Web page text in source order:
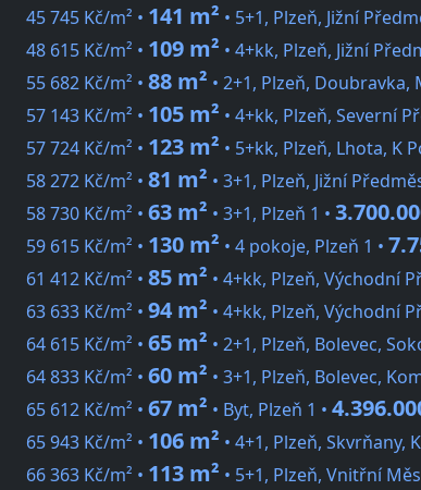
45 745 Kč/m² • 141 m² • 5+1, Plzeň, Jižní
48 615 Kč/m² • 109 m² • 4+kk, Plzeň, Jižní
55 682 Kč/m² • 88 m² • 2+1, Plzeň, Doubravka,
57 143 Kč/m² • 105 m² • 4+kk, Plzeň, Severní
57 724 Kč/m² • 123 m² • 5+kk, Plzeň, Lhota, K
58 272 Kč/m² • 81 m² • 3+1, Plzeň, Jižní
58 730 Kč/m² • 63 m² • 3+1, Plzeň 1 •
59 615 Kč/m² • 130 m² • 4 pokoje, Plzeň 1 •
61 412 Kč/m² • 85 m² • 4+kk, Plzeň, Východní
63 633 Kč/m² • 94 m² • 4+kk, Plzeň, Východní
64 615 Kč/m² • 65 m² • 2+1, Plzeň, Bolevec,
64 833 Kč/m² • 60 m² • 3+1, Plzeň, Bolevec,
65 612 Kč/m² • 67 m² • Byt, Plzeň 1 •
65 943 Kč/m² • 106 m² • 4+1, Plzeň, Skvrňany,
66 363 Kč/m² • 113 m² • 5+1, Plzeň, Vnitřní